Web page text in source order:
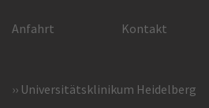
Anfahrt Kontakt
Universitätsklinikum Heidelberg